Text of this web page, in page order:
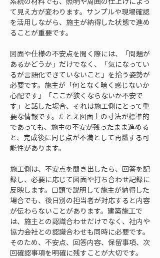
て見え方が変わります。サンプルや現場確認
を活用しながら、施主が納得した状態で進め
ることが重要です。
図面や仕様の不安点を聞く際には、「問題が
あるかどうか」だけでなく、「気になってい
るが言語化できていないこと」を拾う姿勢が
必要です。施主が「何となく暗く感じないか
心配です」「ここが狭くならないか不安で
す」と話した場合、それは施工側にとって重
要な情報です。たとえ図面上の寸法が標準的
であっても、施主の不安が残ったまま進める
と、完成後に同じ点が不満として再燃する可
能性があります。
施工側は、不安点を聞き出したら、回答を記
録し、必要に応じて図面や打ち合わせ記録に
反映します。口頭で説明して施主が納得した
場合でも、後日別の担当者が対応すると内容
が伝わらないことがあります。建築施工で
は、施主との認識合わせだけでなく、社内や
協力会社との認識合わせも同時に必要です。
そのため、不安点、回答内容、保留事項、次
回確認事項を明確に残すことが大切です。